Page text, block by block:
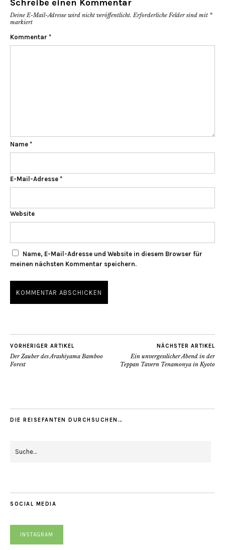
Schreibe einen Kommentar
Deine E-Mail-Adresse wird nicht veröffentlicht. Erforderliche Felder sind mit *
markiert
Kommentar *
Name *
E-Mail-Adresse *
Website
Name, E-Mail-Adresse und Website in diesem Browser für
meinen nächsten Kommentar speichern.
VORHERIGER ARTIKEL
Der Zauber des Arashiyama Bamboo
Forest
NÄCHSTER ARTIKEL
Ein unvergesslicher Abend in der
Teppan Tavern Tenamonya in Kyoto
DIE REISEFANTEN DURCHSUCHEN…
SOCIAL MEDIA
INSTAGRAM